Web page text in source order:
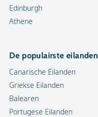
Edinburgh
Athene
De populairste eilanden
Canarische Eilanden
Griekse Eilanden
Balearen
Portugese Eilanden